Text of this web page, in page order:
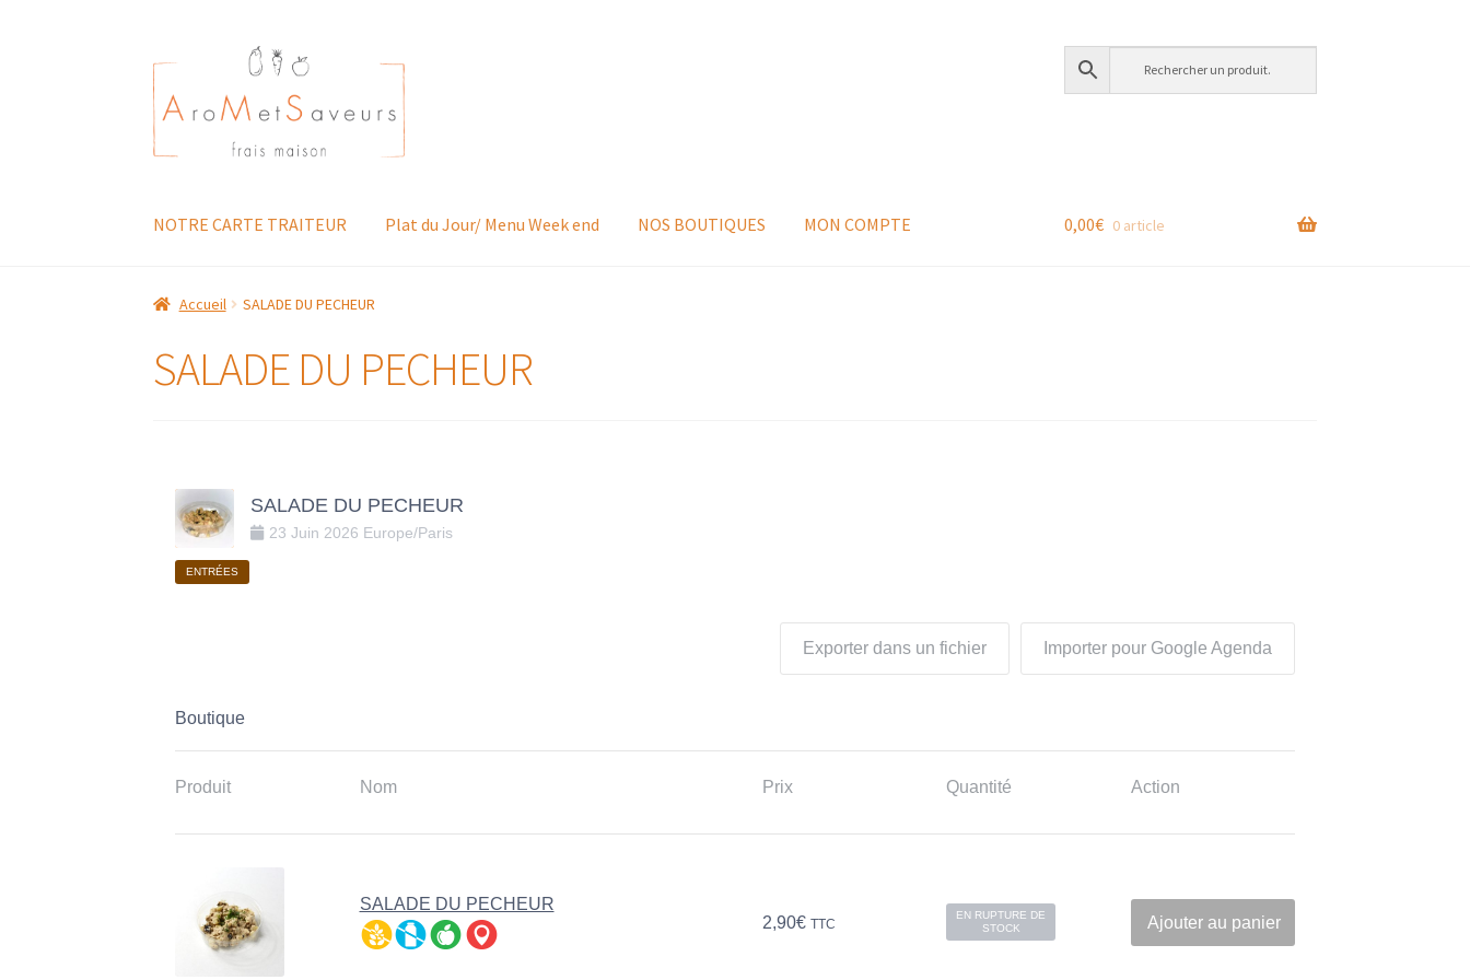
Aller
à
la
navigation
Aller
au
contenu
NOTRE CARTE TRAITEUR Plat du Jour/ Menu Week end NOS BOUTIQUES MON COMPTE 0,00€ 0 article
Accueil SALADE DU PECHEUR
SALADE DU PECHEUR
SALADE DU PECHEUR
23 Juin 2026 Europe/Paris
ENTRÉES
Exporter dans un fichier Importer pour Google Agenda
Boutique
Produit Nom Prix Quantité Action
SALADE DU PECHEUR
2,90€ TTC
EN RUPTURE DE
STOCK
Ajouter au panier